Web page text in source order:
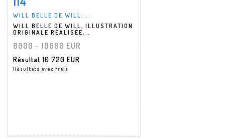
WILL BELLE DE WILL,...
WILL BELLE DE WILL, ILLUSTRATION
ORIGINALE RÉALISÉE...
8000 - 10000 EUR
Résultat 10 720 EUR
Résultats avec frais